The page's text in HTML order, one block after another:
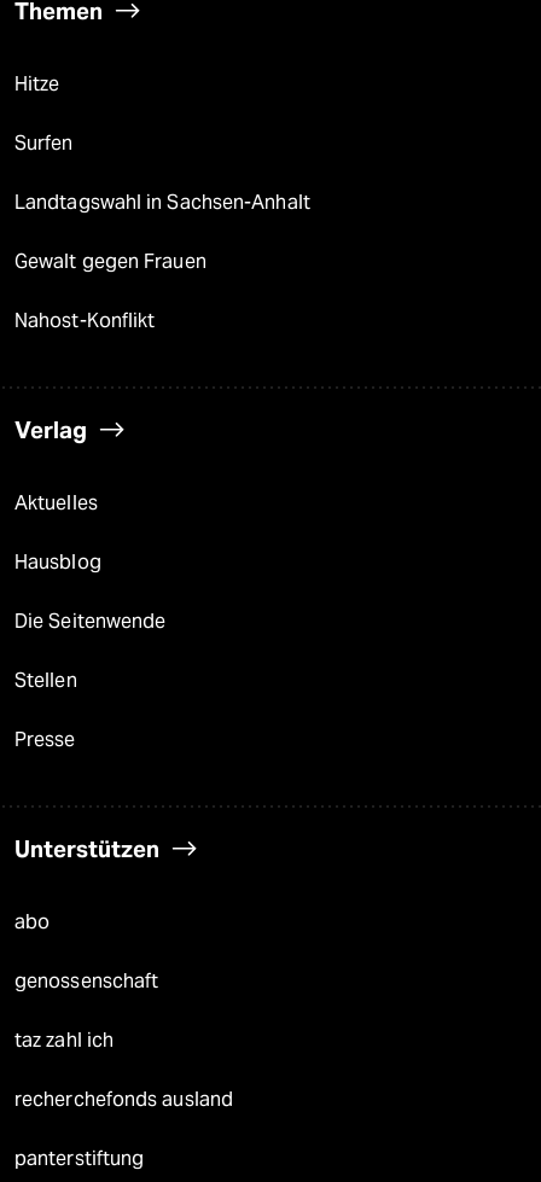
Themen
Hitze
Surfen
Landtagswahl in Sachsen-Anhalt
Gewalt gegen Frauen
Nahost-Konflikt
Verlag
Aktuelles
Hausblog
Die Seitenwende
Stellen
Presse
Unterstützen
abo
genossenschaft
taz zahl ich
recherchefonds ausland
panterstiftung